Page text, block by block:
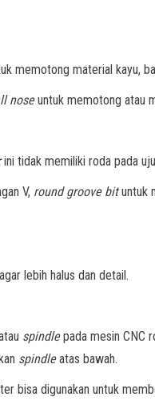
memotong material kayu,
noseuntuk memotong atau
ini tidak memiliki roda pada
V, round groove bituntuk
lebih halus dan detail.
spindlepada mesin CNC
spindleatas bawah.
bisa digunakan untuk